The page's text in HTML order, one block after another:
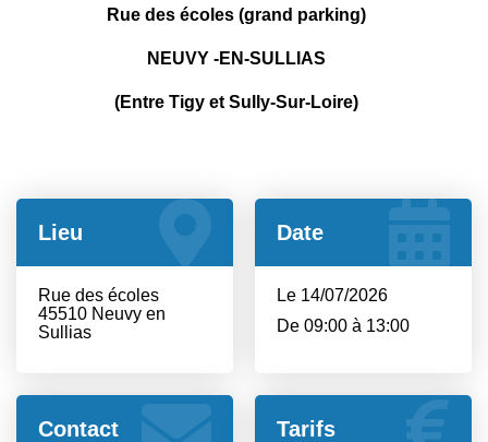
Rue des écoles (grand parking)
NEUVY -EN-SULLIAS
(Entre Tigy et Sully-Sur-Loire)
Lieu
Rue des écoles
45510 Neuvy en
Sullias
Date
Le 14/07/2026
De 09:00 à 13:00
Contact Tarifs